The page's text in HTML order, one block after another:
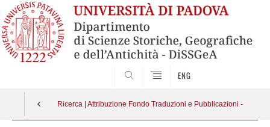
ENG
Ricerca | Attribuzione Fondo Traduzioni e Pubblicazioni -